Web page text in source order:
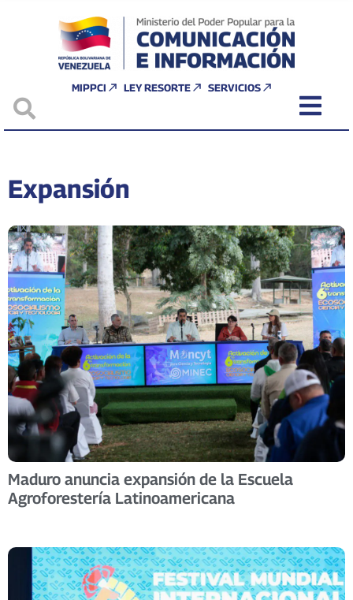
MIPPCI LEY RESORTE SERVICIOS
Expansión
Maduro anuncia expansión de la Escuela
Agroforestería Latinoamericana